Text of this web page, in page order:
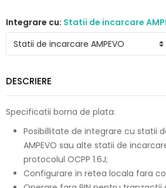
Integrare cu: Statii de incarcare
DESCRIERE
Specificatii borna de plata:
Posibillitate de integrare cu statii
AMPEVO sau alte statii de
protocolul OCPP 1.6J;
Configurare in retea locala fara